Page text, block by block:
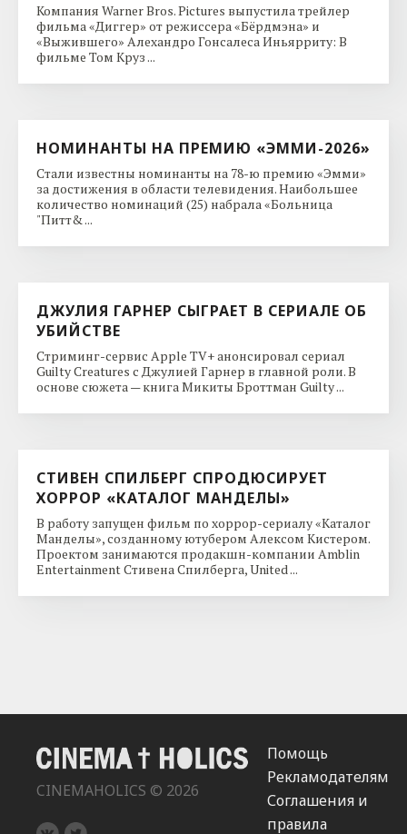
Компания Warner Bros. Pictures выпустила трейлер
фильма «Диггер» от режиссера «Бёрдмэна» и
«Выжившего» Алехандро Гонсалеса Иньярриту: В
фильме Том Круз ...
НОМИНАНТЫ НА ПРЕМИЮ «ЭММИ-2026»
Стали известны номинанты на 78-ю премию «Эмми»
за достижения в области телевидения. Наибольшее
количество номинаций (25) набрала «Больница
"Питт& ...
ДЖУЛИЯ ГАРНЕР СЫГРАЕТ В СЕРИАЛЕ ОБ
УБИЙСТВЕ
Стриминг-сервис Apple TV+ анонсировал сериал
Guilty Creatures с Джулией Гарнер в главной роли. В
основе сюжета — книга Микиты Броттман Guilty ...
СТИВЕН СПИЛБЕРГ СПРОДЮСИРУЕТ
ХОРРОР «КАТАЛОГ МАНДЕЛЫ»
В работу запущен фильм по хоррор-сериалу «Каталог
Манделы», созданному ютубером Алексом Кистером.
Проектом занимаются продакшн-компании Amblin
Entertainment Стивена Спилберга, United ...
CINEMAHOLICS © 2026
Помощь
Рекламодателям
Соглашения и
правила